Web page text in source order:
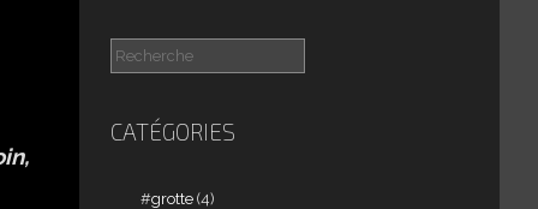
CATÉGORIES
grotte (4)